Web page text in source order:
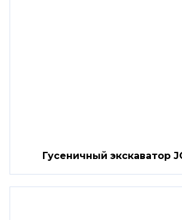
Гусеничный экскаватор